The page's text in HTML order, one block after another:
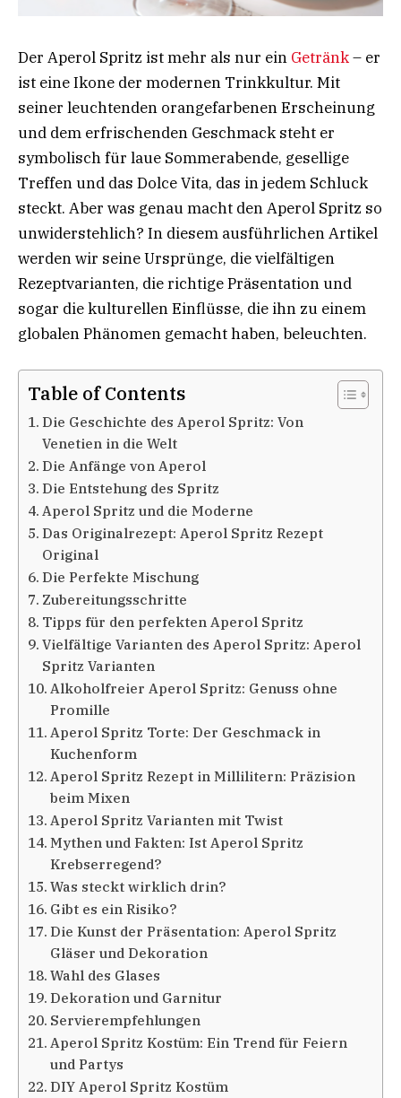
Der Aperol Spritz ist mehr als nur ein Getränk– er
ist eine Ikone der modernen Trinkkultur. Mit
seiner leuchtenden orangefarbenen Erscheinung
und dem erfrischenden Geschmack steht er
symbolisch für laue Sommerabende, gesellige
Treffen und das Dolce Vita, das in jedem Schluck
steckt. Aber was genau macht den Aperol Spritz so
unwiderstehlich? In diesem ausführlichen Artikel
werden wir seine Ursprünge, die vielfältigen
Rezeptvarianten, die richtige Präsentation und
sogar die kulturellen Einflüsse, die ihn zu einem
globalen Phänomen gemacht haben, beleuchten.
Table of Contents
Die Geschichte des Aperol Spritz: Von
Venetien in die Welt
Die Anfänge von Aperol
Die Entstehung des Spritz
Aperol Spritz und die Moderne
Das Originalrezept: Aperol Spritz Rezept
Original
Die Perfekte Mischung
Zubereitungsschritte
Tipps für den perfekten Aperol Spritz
Vielfältige Varianten des Aperol Spritz: Aperol
Spritz Varianten
Alkoholfreier Aperol Spritz: Genuss ohne
Promille
Aperol Spritz Torte: Der Geschmack in
Kuchenform
Aperol Spritz Rezept in Millilitern: Präzision
beim Mixen
Aperol Spritz Varianten mit Twist
Mythen und Fakten: Ist Aperol Spritz
Krebserregend?
Was steckt wirklich drin?
Gibt es ein Risiko?
Die Kunst der Präsentation: Aperol Spritz
Gläser und Dekoration
Wahl des Glases
Dekoration und Garnitur
Servierempfehlungen
Aperol Spritz Kostüm: Ein Trend für Feiern
und Partys
DIY Aperol Spritz Kostüm